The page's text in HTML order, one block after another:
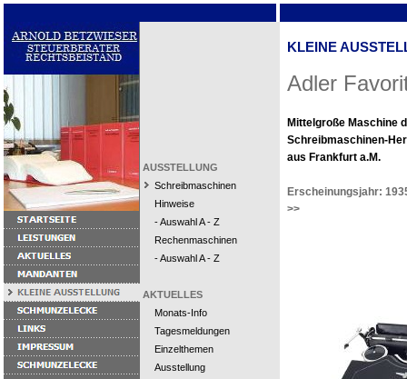
AUSSTELLUNG
Schreibmaschinen
Hinweise
- Auswahl A - Z
Rechenmaschinen
- Auswahl A - Z
AKTUELLES
Monats-Info
Tagesmeldungen
Einzelthemen
Ausstellung
KLEINE
Adler
Mittelgroße Maschine
Schreibmaschinen-
aus Frankfurt a.M.
Erscheinungsjahr:
>>